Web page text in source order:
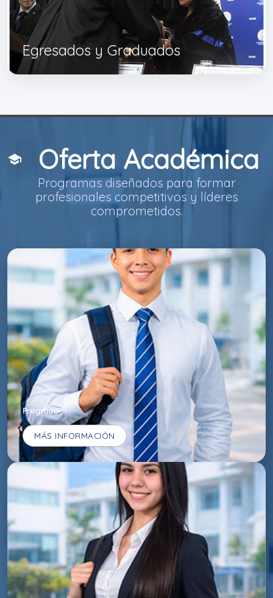
Egresados y Graduados
school Oferta Académica
Programas diseñados para formar
profesionales competitivos y líderes
comprometidos.
Pregrado
MÁS INFORMACIÓN